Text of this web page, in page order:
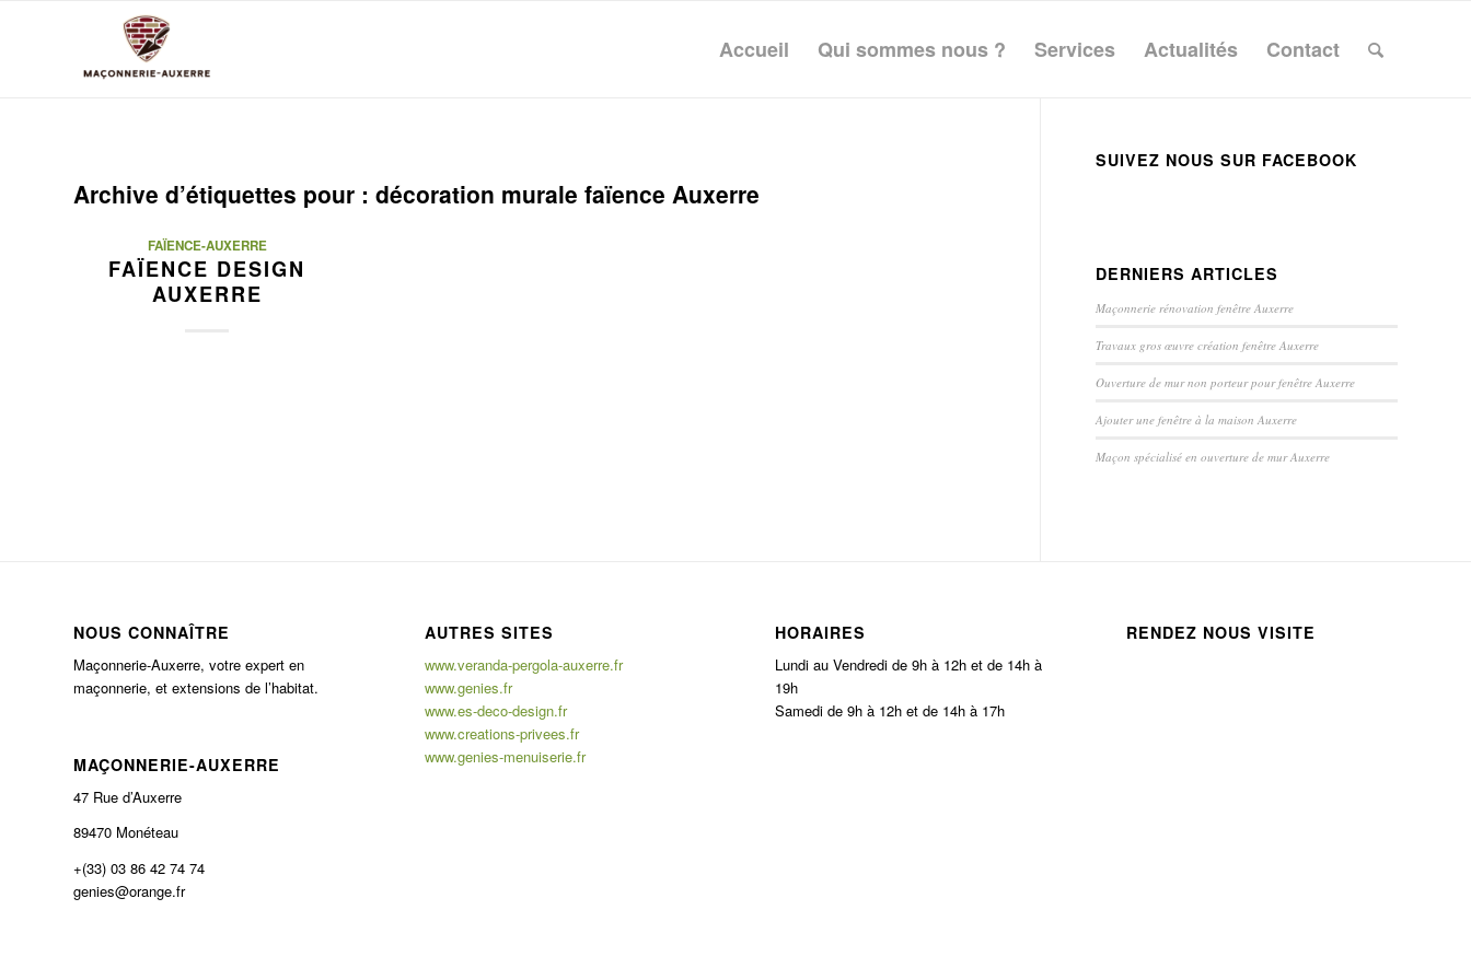
Accueil Qui sommes nous ? Services Actualités Contact
Archive d’étiquettes pour : décoration murale faïence Auxerre
FAÏENCE-AUXERRE
FAÏENCE DESIGN
AUXERRE
SUIVEZ NOUS SUR FACEBOOK
DERNIERS ARTICLES
Maçonnerie rénovation fenêtre Auxerre
Travaux gros œuvre création fenêtre Auxerre
Ouverture de mur non porteur pour fenêtre Auxerre
Ajouter une fenêtre à la maison Auxerre
Maçon spécialisé en ouverture de mur Auxerre
NOUS CONNAÎTRE
Maçonnerie-Auxerre, votre expert en
maçonnerie, et extensions de l’habitat.
MAÇONNERIE-AUXERRE
47 Rue d’Auxerre
89470 Monéteau
+(33) 03 86 42 74 74
genies@orange.fr
AUTRES SITES
www.veranda-pergola-auxerre.fr
www.genies.fr
www.es-deco-design.fr
www.creations-privees.fr
www.genies-menuiserie.fr
HORAIRES
Lundi au Vendredi de 9h à 12h et de 14h à
19h
Samedi de 9h à 12h et de 14h à 17h
RENDEZ NOUS VISITE